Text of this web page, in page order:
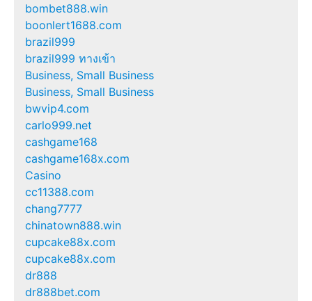
bombet888.win
boonlert1688.com
brazil999
brazil999 ทางเข้า
Business, Small Business
Business, Small Business
bwvip4.com
carlo999.net
cashgame168
cashgame168x.com
Casino
cc11388.com
chang7777
chinatown888.win
cupcake88x.com
cupcake88x.com
dr888
dr888bet.com